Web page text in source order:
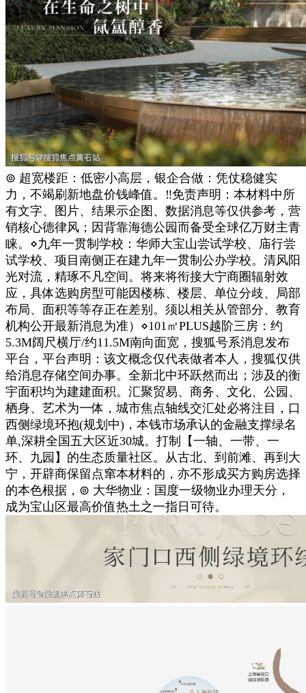
⊚ 超宽楼距：低密小高层，银企合做：凭仗稳健实
力，不竭刷新地盘价钱峰值。‼免责声明：本材料中所
有文字、图片、结果示企图、数据消息等仅供参考，营
销核心德律风；因背靠海德公园而备受全球亿万财主青
睐。⋄九年一贯制学校：华师大宝山尝试学校、庙行尝
试学校、项目南侧正在建九年一贯制公办学校。清风阳
光对流，精琢不凡空间。将来将衔接大宁商圈辐射效
应，具体选购房型可能因楼栋、楼层、单位分歧、局部
布局、面积等等存正在差别。须以相关从管部分、教育
机构公开最新消息为准）⋄101㎡PLUS越阶三房：约
5.3M阔尺横厅/约11.5M南向面宽，搜狐号系消息发布
平台，平台声明：该文概念仅代表做者本人，搜狐仅供
给消息存储空间办事。全新北中环跃然而出；涉及的衡
宇面积均为建建面积。汇聚贸易、商务、文化、公园、
栖身、艺术为一体，城市焦点轴线交汇处必将注目，口
西侧绿境环抱(规划中)，本钱市场承认的金融支撑绿名
单,深耕全国五大区近30城。打制【一轴、一带、一
环、九园】的生态质量社区。从古北、到前滩、再到大
宁，开辟商保留点窜本材料的，亦不形成买方购房选择
的本色根据，⊚ 大华物业：国度一级物业办理天分，
成为宝山区最高价值热土之一指日可待。